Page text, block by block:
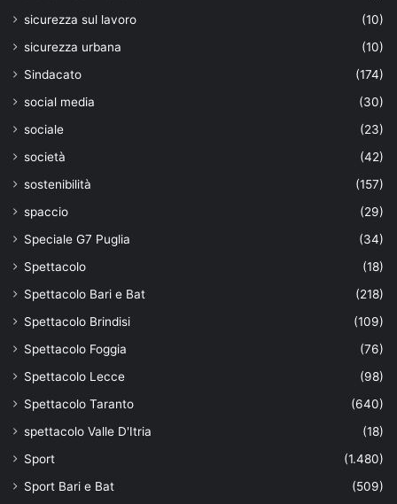
sicurezza sul lavoro
(10)
sicurezza urbana
(10)
Sindacato
(174)
social media
(30)
sociale
(23)
società
(42)
sostenibilità
(157)
spaccio
(29)
Speciale G7 Puglia
(34)
Spettacolo
(18)
Spettacolo Bari e Bat
(218)
Spettacolo Brindisi
(109)
Spettacolo Foggia
(76)
Spettacolo Lecce
(98)
Spettacolo Taranto
(640)
spettacolo Valle D'Itria
(18)
Sport
(1.480)
Sport Bari e Bat
(509)